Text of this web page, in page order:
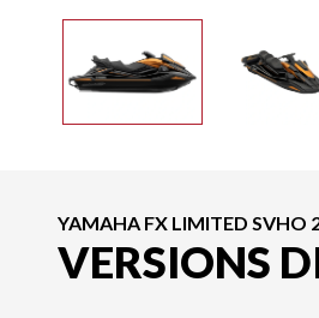
YAMAHA FX LIMITED SVHO
VERSIONS